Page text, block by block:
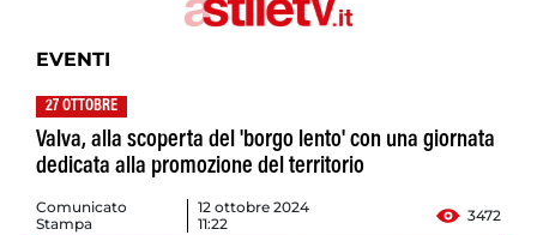
EVENTI
27 OTTOBRE
Valva, alla scoperta del 'borgo lento' con una giornata
dedicata alla promozione del territorio
Comunicato
Stampa
12 ottobre 2024
11:22
3472